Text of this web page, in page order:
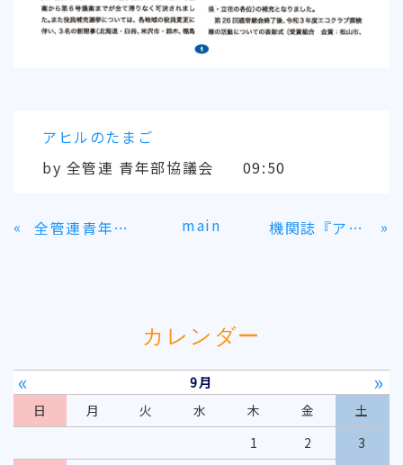
アヒルのたまご
by 全管連 青年部協議会 09:50
« 全管連青年部協議会 第26回通常総会報告 main 機関誌『アヒルのたまご』 最新号（2023年1月13日発行 No.76） »
カレンダー
« 9月 »
日 月 火 水 木 金
土
1
2
3